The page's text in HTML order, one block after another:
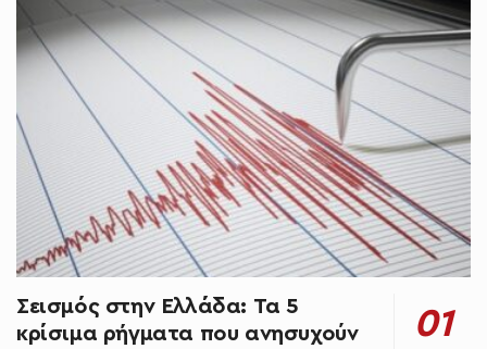
Σεισμός στην Ελλάδα: Τα 5
κρίσιμα ρήγματα που ανησυχούν